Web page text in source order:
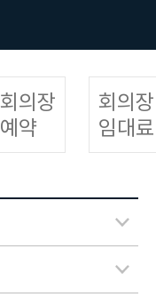
회의장
예약
회의장
임대료